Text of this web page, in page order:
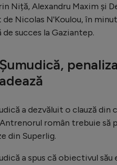
Niță, Alexandru Maxim și
Nicolas N'Koulou, în
de succes la Gaziantep.
a dezvăluit o clauză
român trebuie să
din Superlig.
a spus că obiectivul